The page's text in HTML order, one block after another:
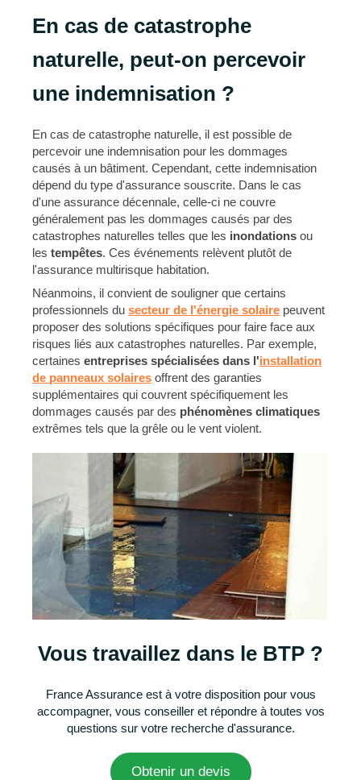
En cas de catastrophe
naturelle, peut-on percevoir
une indemnisation ?
En cas de catastrophe naturelle, il est possible de
percevoir une indemnisation pour les dommages
causés à un bâtiment. Cependant, cette indemnisation
dépend du type d'assurance souscrite. Dans le cas
d'une assurance décennale, celle-ci ne couvre
généralement pas les dommages causés par des
catastrophes naturelles telles que les inondations ou
les tempêtes. Ces événements relèvent plutôt de
l'assurance multirisque habitation.
Néanmoins, il convient de souligner que certains
professionnels du secteur de l'énergie solaire peuvent
proposer des solutions spécifiques pour faire face aux
risques liés aux catastrophes naturelles. Par exemple,
certaines entreprises spécialisées dans l'installation
de panneaux solaires offrent des garanties
supplémentaires qui couvrent spécifiquement les
dommages causés par des phénomènes climatiques
extrêmes tels que la grêle ou le vent violent.
Vous travaillez dans le BTP ?
France Assurance est à votre disposition pour vous
accompagner, vous conseiller et répondre à toutes vos
questions sur votre recherche d'assurance.
Obtenir un devis